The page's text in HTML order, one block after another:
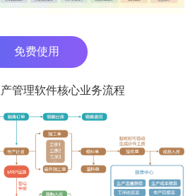
免费使用
管理软件核心业务流程